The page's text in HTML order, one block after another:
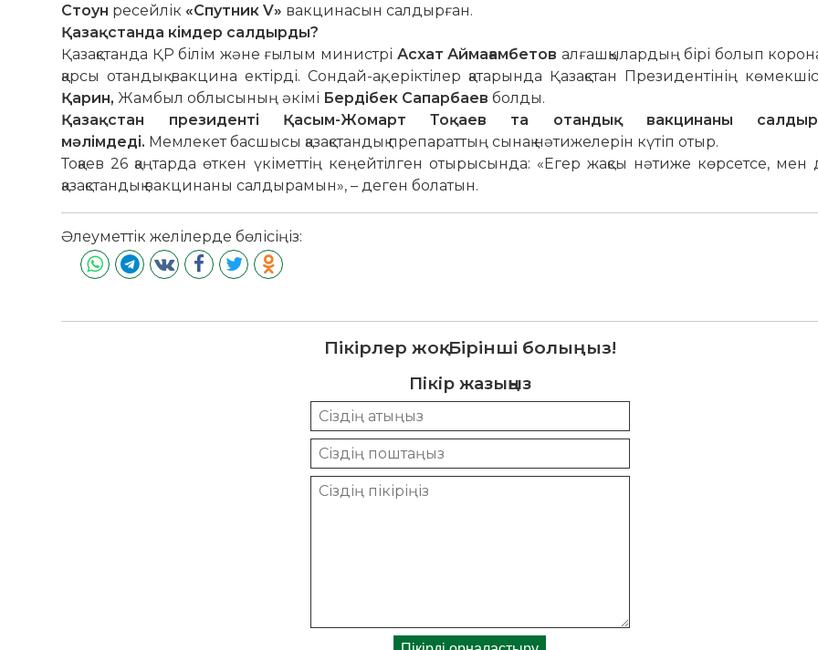
Стоун ресейлік «Спутник V» вакцинасын салдырған.
Қазақстанда кімдер салдырды?
Қазақстанда ҚР білім және ғылым министрі Асхат Аймағамбетов алғашқылардың бірі болып
қарсы отандық вакцина ектірді. Сондай-ақ, еріктілер қатарында Қазақстан Президентінің
Қарин, Жамбыл облысының әкімі Бердібек Сапарбаев болды.
Қазақстан президенті Қасым-Жомарт Тоқаев та отандық вакцинаны
мәлімдеді. Мемлекет басшысы қазақстандық препараттың сынақ нәтижелерін күтіп отыр.
Тоқаев 26 қаңтарда өткен үкіметтің кеңейтілген отырысында: «Егер жақсы нәтиже көрсетсе,
қазақстандық вакцинаны салдырамын», – деген болатын.
Әлеуметтік желілерде бөлісіңіз:
Пікірлер жоқ. Бірінші болыңыз!
Пікір жазыңыз